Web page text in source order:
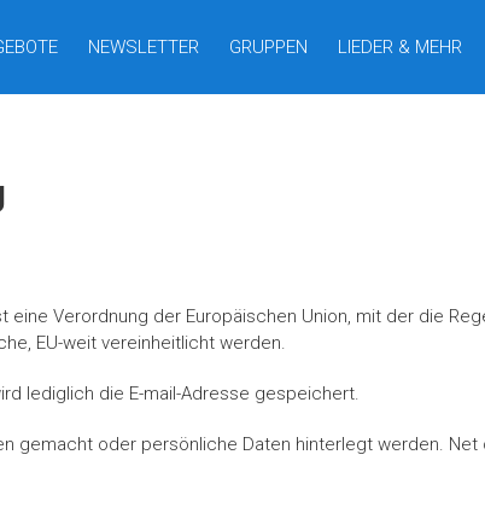
NEWSLETTER GRUPPEN LIEDER & MEHR
eine Verordnung der Europäischen Union, mit der die
EU-weit vereinheitlicht werden.
lediglich die E-mail-Adresse gespeichert.
gemacht oder persönliche Daten hinterlegt werden.